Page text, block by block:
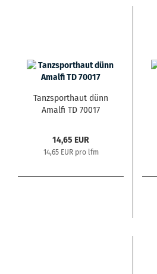
Tanzsporthaut dünn
Amalfi TD 70017
14,65 EUR
14,65 EUR pro lfm